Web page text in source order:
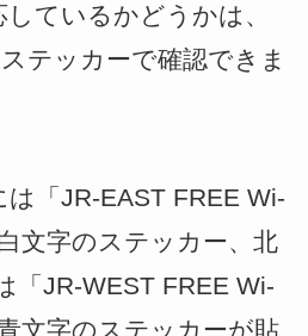
ているかどうかは、
テッカーで確認できま
「JR-EAST FREE Wi-
文字のステッカー、北
「JR-WEST FREE Wi-
文字のステッカーが貼